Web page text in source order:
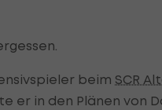
beim SCR
er in den Plänen von